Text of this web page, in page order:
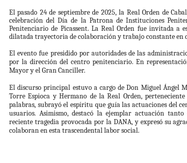
El pasado 24 de septiembre de 2025, la Real Orden de
celebración del Día de la Patrona de Instituciones
Penitenciario de Picassent. La Real Orden fue invitada a
dilatada trayectoria de colaboración y trabajo constante en
El evento fue presidido por autoridades de las
por la dirección del centro penitenciario. En
Mayor y el Gran Canciller.
El discurso principal estuvo a cargo de Don Miguel Ángel
Torre Espioca y Hermano de la Real Orden,
palabras, subrayó el espíritu que guía las actuaciones del
usuarios. Asimismo, destacó la ejemplar actuación
reciente tragedia provocada por la DANA, y expresó su
colaboran en esta trascendental labor social.